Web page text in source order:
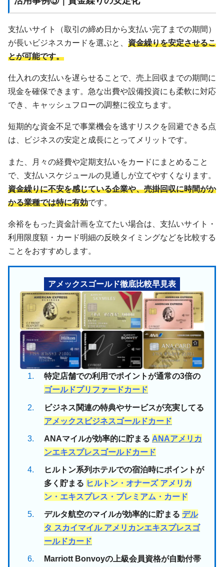
支払いサイト（取引の締め日から支払い完了までの期間）
が長いビジネスカードを選ぶと、 資金繰りを安定させるこ
とが可能です。
仕入れの支払いを遅らせることで、売上回収までの期間に
現金を確保できます。急な出費や設備投資にも柔軟に対応
でき、キャッシュフローの調整に役立ちます。
短期的な資金不足で事業機会を逃すリスクを回避できる点
は、ビジネスの安定と成長にとってメリットです。
また、月々の経費や定期支払いをカードにまとめること
で、支払いスケジュールの見通しが立てやすくなります。
資金繰りに不安を感じている企業や、売掛回収に時間がか
かる業種では特に有効です。
余裕をもった資金計画を立てたい場合は、支払いサイト・
利用限度額・カード明細の反映タイミングなどを比較する
ことをおすすめします。
アメックスゴールド徹底比較早見表
特定店舗での利用でポイントが通常の3倍の
ゴールドプリファードカード
ビジネス関連の特典やサービスが充実してる
アメックスビジネスゴールドカード
ANAマイルが効率的に貯まる ANAアメリカ
ンエキスプレスゴールドカード
ヒルトン系列ホテルでの宿泊時にポイントが
多く貯まる ヒルトン・オナーズ アメリカ
ン・エキスプレス・プレミアム・カード
デルタ航空のマイルが効率的に貯まる デル
タ スカイマイル アメリカンエキスプレスゴ
ールドカード
Marriott Bonvoyの上級会員資格が自動付帯